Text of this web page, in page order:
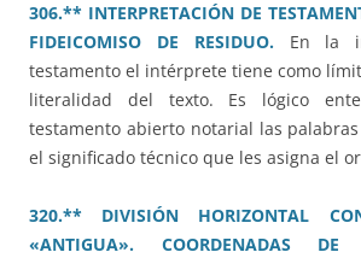
306.** INTERPRETACIÓN DE
FIDEICOMISO DE RESIDUO.En la
testamento el intérprete tiene como
literalidad del texto. Es lógico
testamento abierto notarial las
el significado técnico que les asigna el
320.** DIVISIÓN HORIZONTAL
«ANTIGUA». COORDENADAS DE